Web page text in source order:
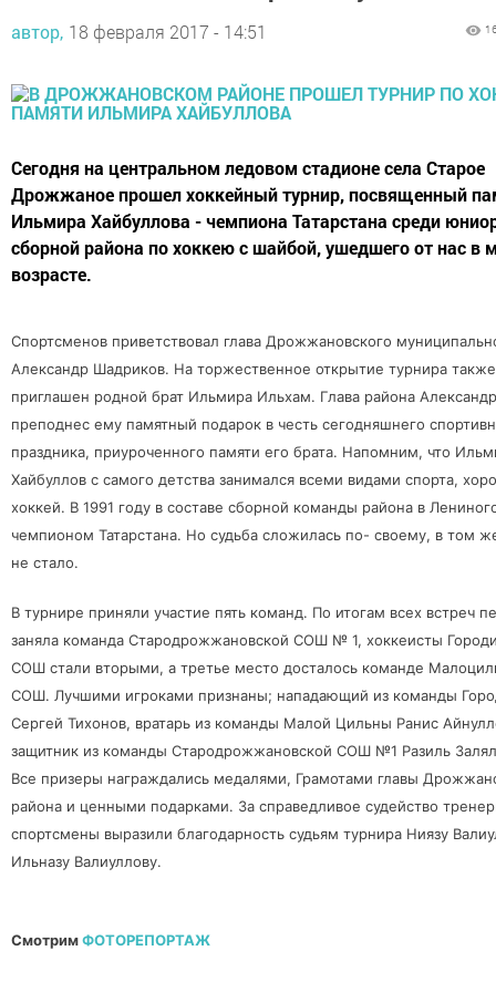
автор, 18 февраля 2017 - 14:51
Сегодня на центральном ледовом стадионе села Старое
Дрожжаное прошел хоккейный турнир, посвященный
Ильмира Хайбуллова - чемпиона Татарстана среди
сборной района по хоккею с шайбой, ушедшего от нас в
возрасте.
Спортсменов приветствовал глава Дрожжановского
Александр Шадриков. На торжественное открытие турнира
приглашен родной брат Ильмира Ильхам. Глава района
преподнес ему памятный подарок в честь сегодняшнего
праздника, приуроченного памяти его брата. Напомним, что
Хайбуллов с самого детства занимался всеми видами спорта,
хоккей. В 1991 году в составе сборной команды района в
чемпионом Татарстана. Но судьба сложилась по- своему, в том
не стало.
В турнире приняли участие пять команд. По итогам всех встреч
заняла команда Стародрожжановской СОШ № 1, хоккеисты
СОШ стали вторыми, а третье место досталось команде
СОШ. Лучшими игроками признаны; нападающий из команды
Сергей Тихонов, вратарь из команды Малой Цильны Ранис
защитник из команды Стародрожжановской СОШ №1 Разиль
Все призеры награждались медалями, Грамотами главы
района и ценными подарками. За справедливое судейство
спортсмены выразили благодарность судьям турнира Ниязу
Ильназу Валиуллову.
СмотримФОТОРЕПОРТАЖ